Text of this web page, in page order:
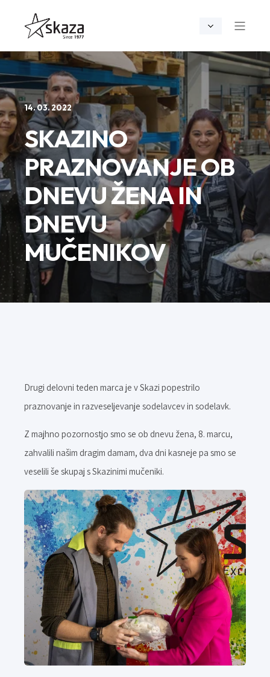
14. 03. 2022
SKAZINO
PRAZNOVANJE OB
DNEVU ŽENA IN
DNEVU
MUČENIKOV
Drugi delovni teden marca je v Skazi popestrilo
praznovanje in razveseljevanje sodelavcev in sodelavk.
Z majhno pozornostjo smo se ob dnevu žena, 8. marcu,
zahvalili našim dragim damam, dva dni kasneje pa smo se
veselili še skupaj s Skazinimi mučeniki.